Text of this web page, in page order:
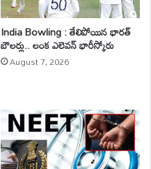
India Bowling : తేలిపోయిన భారత్
బౌలర్లు.. లంక ఎలెవన్ భారీస్కోరు
August 7, 2026